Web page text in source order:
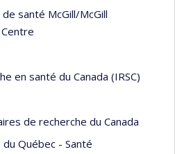
santé McGill/McGill
en santé du Canada (IRSC)
de recherche du Canada
Québec - Santé